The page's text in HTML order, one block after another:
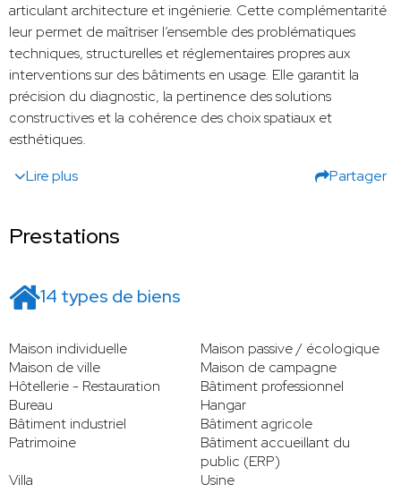
articulant architecture et ingénierie. Cette complémentarité
leur permet de maîtriser l’ensemble des problématiques
techniques, structurelles et réglementaires propres aux
interventions sur des bâtiments en usage. Elle garantit la
précision du diagnostic, la pertinence des solutions
constructives et la cohérence des choix spatiaux et
esthétiques.
Lire plus
Partager
Prestations
14 types de biens
Maison individuelle
Maison passive / écologique
Maison de ville
Maison de campagne
Hôtellerie - Restauration
Bâtiment professionnel
Bureau
Hangar
Bâtiment industriel
Bâtiment agricole
Patrimoine
Bâtiment accueillant du
public (ERP)
Villa
Usine